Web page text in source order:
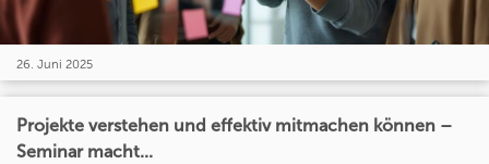
26. Juni 2025
Projekte verstehen und effektiv mitmachen können –
Seminar macht...